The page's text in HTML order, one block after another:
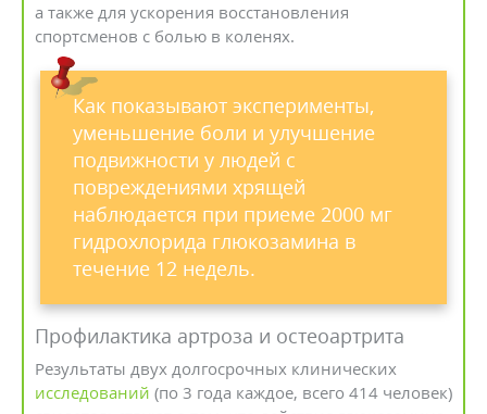
а также для ускорения восстановления
спортсменов с болью в коленях.
Как показывают эксперименты,
уменьшение боли и улучшение
подвижности у людей с
повреждениями хрящей
наблюдается при приеме 2000 мг
гидрохлорида глюкозамина в
течение 12 недель.
Профилактика артроза и остеоартрита
Результаты двух долгосрочных клинических
исследований (по 3 года каждое, всего 414 человек)